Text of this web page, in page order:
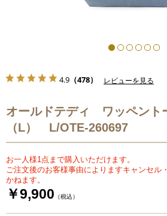
4.9 （478） レビューを見る
オールドテディ ワッペント
（L） L/OTE-260697
お一人様1点まで購入いただけます。
ご注文後のお客様事由によりますキャンセル
かねます。
￥9,900 （税込）